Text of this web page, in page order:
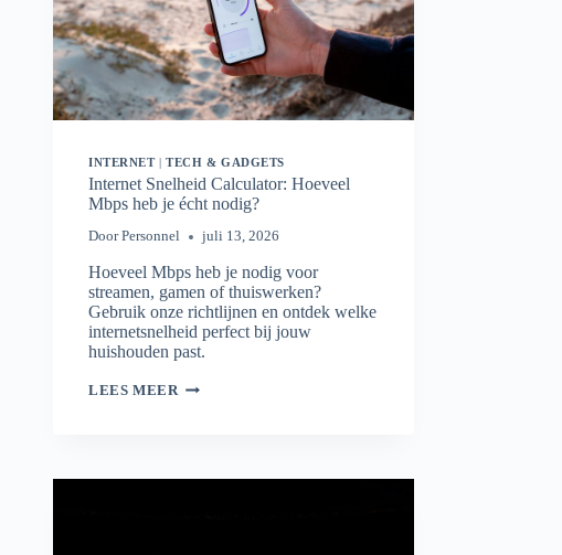
INTERNET|TECH & GADGETS
Internet Snelheid Calculator: Hoeveel
Mbps heb je écht nodig?
Door Personnel juli 13, 2026
Hoeveel Mbps heb je nodig voor
streamen, gamen of thuiswerken?
Gebruik onze richtlijnen en ontdek welke
internetsnelheid perfect bij jouw
huishouden past.
LEES MEER INTERNET